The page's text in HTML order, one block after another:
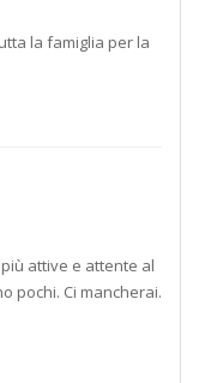
la famiglia per la
attive e attente al
pochi. Ci mancherai.